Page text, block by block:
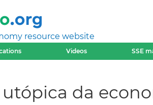
resource website
Videos SSE
da